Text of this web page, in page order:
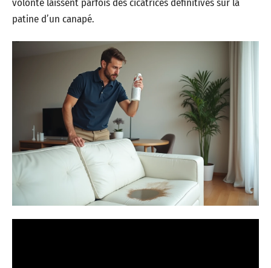
volonté laissent parfois des cicatrices définitives sur la
patine d’un canapé.